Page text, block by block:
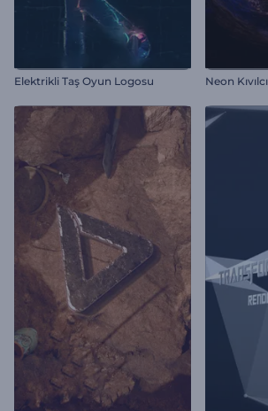
Elektrikli Taş Oyun Logosu Neon